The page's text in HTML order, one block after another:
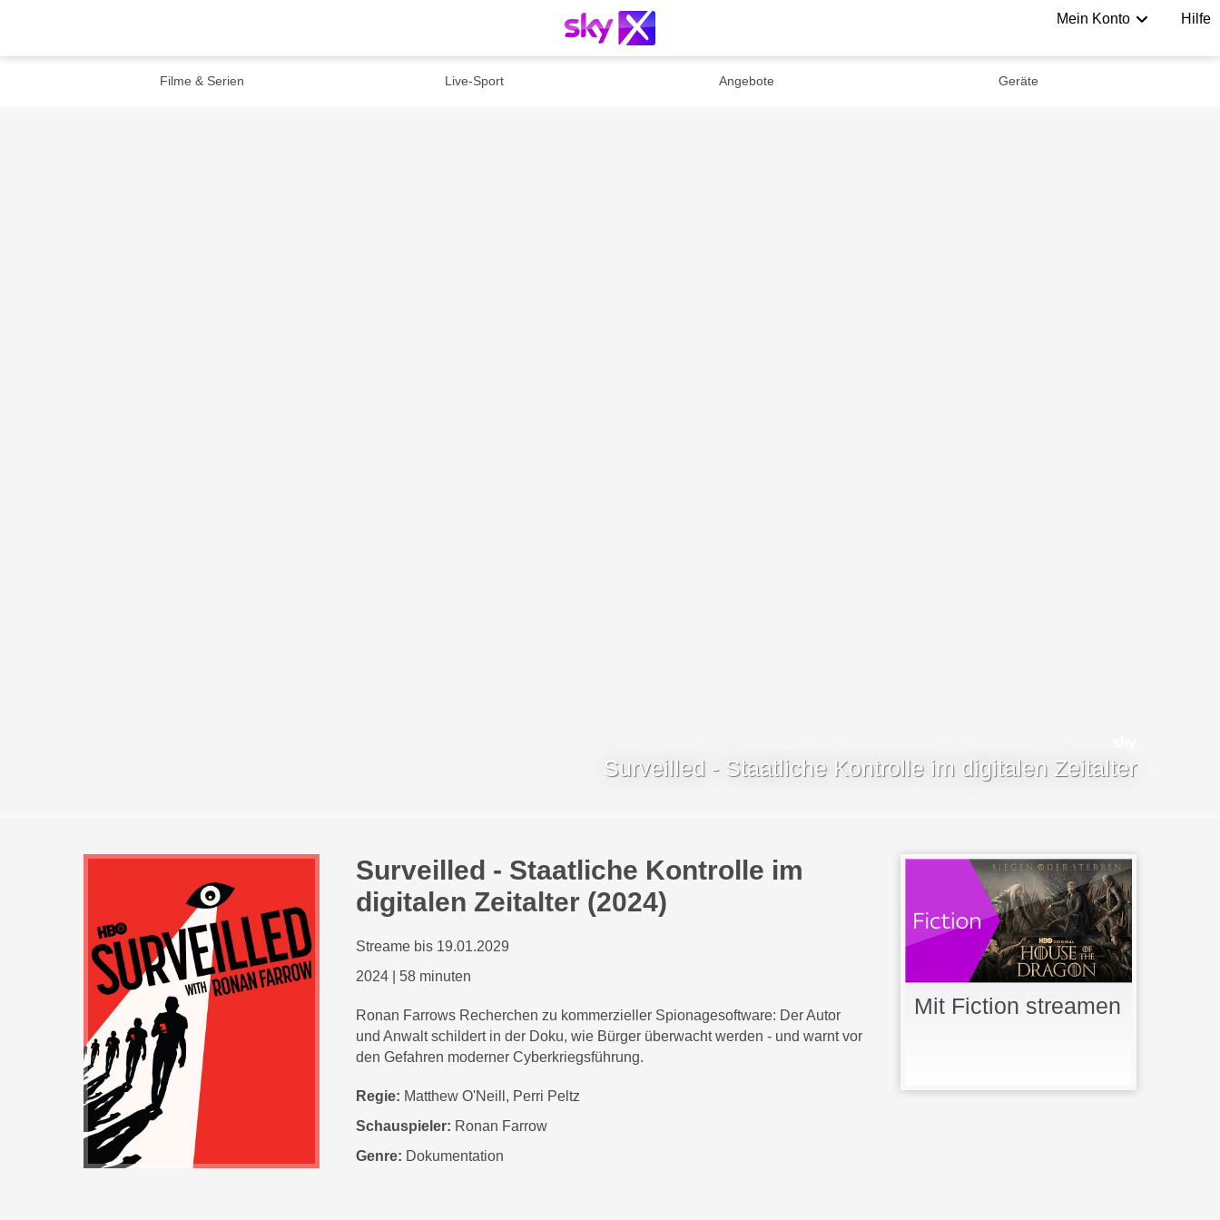
Mein Konto Hilfe
Filme & Serien Live-Sport Angebote Geräte
Surveilled - Staatliche Kontrolle im digitalen Zeitalter
Surveilled - Staatliche Kontrolle im
digitalen Zeitalter (2024)
Streame bis 19.01.2029
2024
58 minuten
Ronan Farrows Recherchen zu kommerzieller Spionagesoftware: Der Autor
und Anwalt schildert in der Doku, wie Bürger überwacht werden - und warnt vor
den Gefahren moderner Cyberkriegsführung.
Regie: Matthew O'Neill, Perri Peltz
Schauspieler: Ronan Farrow
Genre: Dokumentation
Mit Fiction streamen